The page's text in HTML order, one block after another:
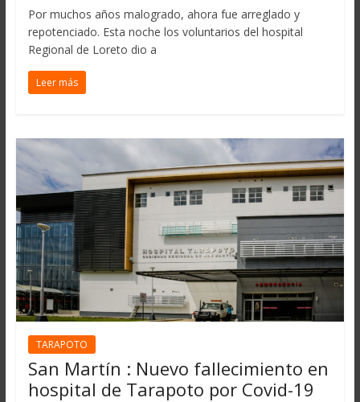
Por muchos años malogrado, ahora fue arreglado y
repotenciado. Esta noche los voluntarios del hospital
Regional de Loreto dio a
Leer más
TARAPOTO
San Martín : Nuevo fallecimiento en
hospital de Tarapoto por Covid-19